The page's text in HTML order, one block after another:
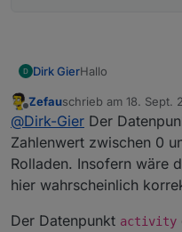
Dirk GierHallo
Ich benutze
Datenpunkt dafür
in die falsche
Also drücke ich
reagiert leider gar
Also bei dem
Wie kann man
Vielen Dank
Offline
Zefauschrieb am 18. Sept.
zuletzt editiert von
@Dirk-Gier Der
Zahlenwert zwischen 0
Rolladen. Insofern wäre
hier wahrscheinlich
Der Datenpunkt activity